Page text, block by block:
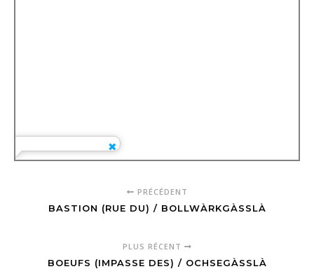
PRÉCÉDENT
BASTION (RUE DU) / BOLLWÀRKGÀSSLÀ
PLUS RÉCENT
BOEUFS (IMPASSE DES) / OCHSEGÀSSLÀ